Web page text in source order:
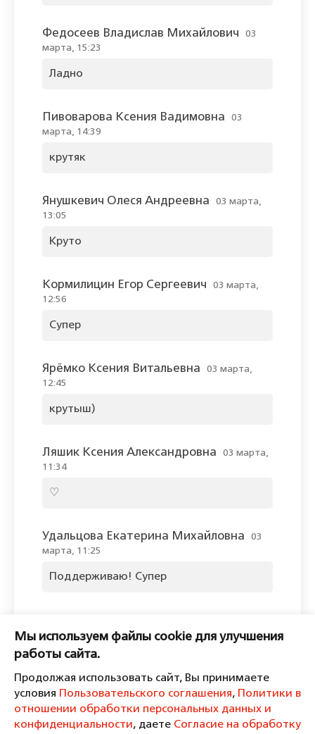
Федосеев Владислав Михайлович
03
марта, 15:23
Ладно
Пивоварова Ксения Вадимовна
03
марта, 14:39
крутяк
Янушкевич Олеся Андреевна
03 марта,
13:05
Круто
Кормилицин Егор Сергеевич
03 марта,
12:56
Супер
Ярёмко Ксения Витальевна
03 марта,
12:45
крутыш)
Ляшик Ксения Александровна
03 марта,
11:34
♡
Удальцова Екатерина Михайловна
03
марта, 11:25
Поддерживаю! Супер
Пожалуйста, войдите, чтобы
комментировать.
Мы используем файлы cookie для улучшения
работы сайта.
Продолжая использовать сайт, Вы принимаете
условия Пользовательского соглашения, Политики в
отношении обработки персональных данных и
конфиденциальности, даете Согласие на обработку